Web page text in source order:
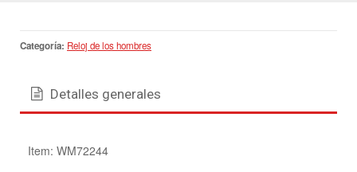
Categoría: Reloj de los hombres
Detalles generales
Item: WM72244